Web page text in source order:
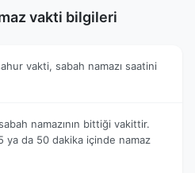
vakti bilgileri
vakti, sabah namazı saatini
namazının bittiği vakittir.
da 50 dakika içinde namaz